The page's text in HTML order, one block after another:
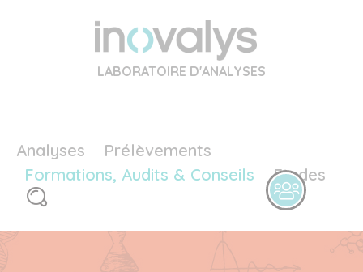
LABORATOIRE D'ANALYSES
Analyses
Prélèvements
Formations, Audits & Conseils
Etudes